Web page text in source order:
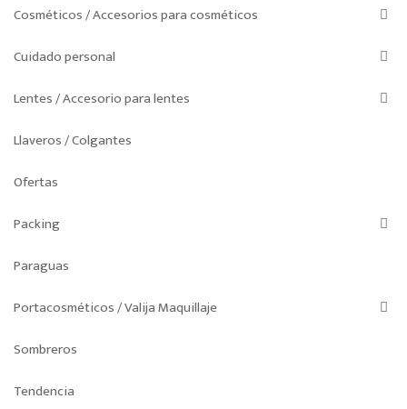
Cosméticos / Accesorios para cosméticos
Cuidado personal
Lentes / Accesorio para lentes
Llaveros / Colgantes
Ofertas
Packing
Paraguas
Portacosméticos / Valija Maquillaje
Sombreros
Tendencia